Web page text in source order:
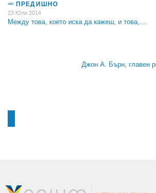
<<ПРЕДИШНО
23 Юли 2014
Между това, което иска да кажеш, и това,…
Джон А. Бърн, главен